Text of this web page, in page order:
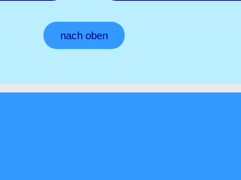
nach oben